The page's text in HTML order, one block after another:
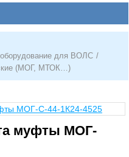
для ВОЛС /
(МОГ, МТОК…)
муфты МОГ-